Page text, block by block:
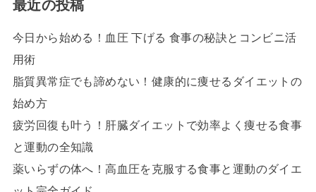
最近の投稿
今日から始める！血圧 下げる 食事の秘訣とコンビニ活
用術
脂質異常症でも諦めない！健康的に痩せるダイエットの
始め方
疲労回復も叶う！肝臓ダイエットで効率よく痩せる食事
と運動の全知識
薬いらずの体へ！高血圧を克服する食事と運動のダイエ